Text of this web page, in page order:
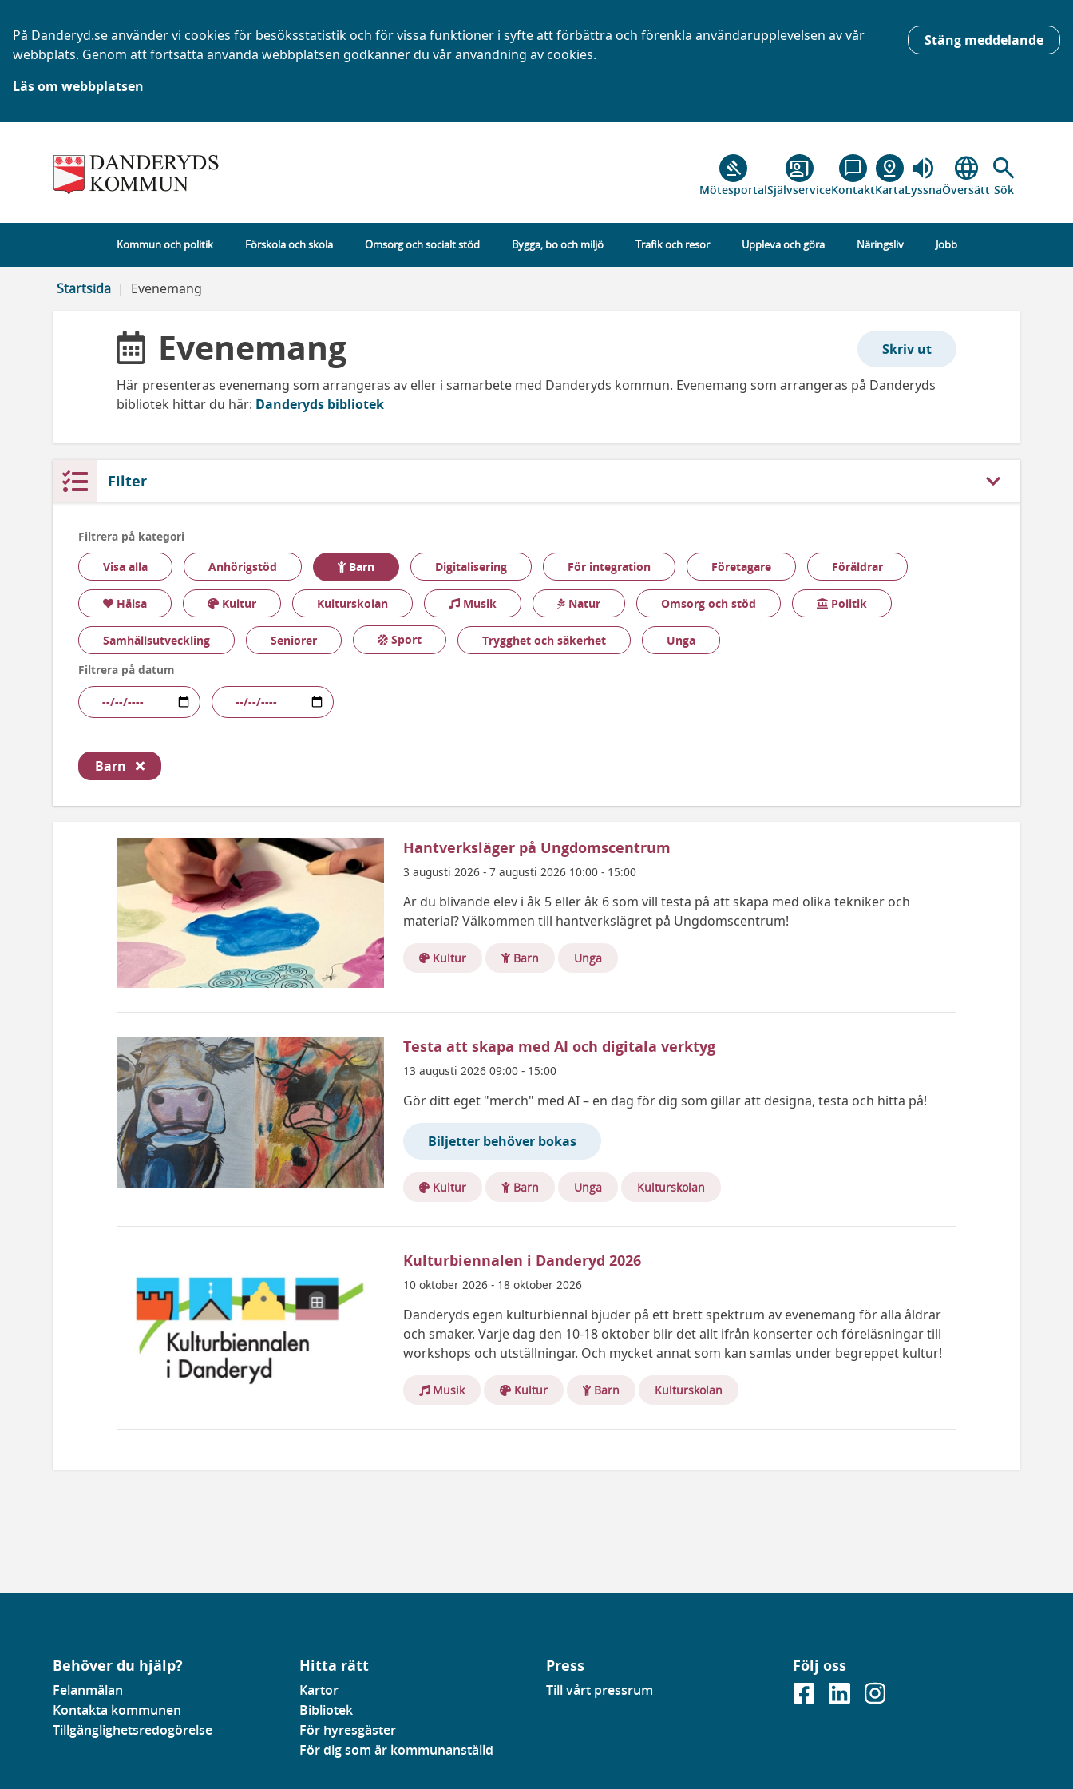
Stäng meddelande
På Danderyd.se använder vi cookies för besöksstatistik och för vissa funktioner i syfte att förbättra och förenkla användarupplevelsen av vår
webbplats. Genom att fortsätta använda webbplatsen godkänner du vår användning av cookies.
Läs om webbplatsen
gavel
Mötesportal
co_present
Självservice
chat_bubble_outline
Kontakt
pin_drop
Karta
volume_up
Lyssna
language
Översätt
search
Sök
Kommun och politik Förskola och skola Omsorg och socialt stöd Bygga, bo och miljö Trafik och resor Uppleva och göra Näringsliv Jobb
Startsida Evenemang
Evenemang
Här presenteras evenemang som arrangeras av eller i samarbete med Danderyds kommun. Evenemang som arrangeras på Danderyds
bibliotek hittar du här: Danderyds bibliotek
Filter
Filtrera på kategori
Visa alla Anhörigstöd Barn Digitalisering För integration Företagare Föräldrar
Hälsa Kultur Kulturskolan Musik Natur Omsorg och stöd Politik
Samhällsutveckling Seniorer Sport Trygghet och säkerhet
Unga
Filtrera på datum
Barn Ta bort filter
Hantverksläger på Ungdomscentrum
3 augusti 2026 - 7 augusti 2026 10:00 - 15:00
Är du blivande elev i åk 5 eller åk 6 som vill testa på att skapa med olika tekniker och
material? Välkommen till hantverkslägret på Ungdomscentrum!
Kultur Barn Unga
Testa att skapa med AI och digitala verktyg
13 augusti 2026 09:00 - 15:00
Gör ditt eget "merch" med AI – en dag för dig som gillar att designa, testa och hitta på!
Biljetter behöver bokas
Kultur Barn Unga Kulturskolan
Kulturbiennalen i Danderyd 2026
10 oktober 2026 - 18 oktober 2026
Danderyds egen kulturbiennal bjuder på ett brett spektrum av evenemang för alla åldrar
och smaker. Varje dag den 10-18 oktober blir det allt ifrån konserter och föreläsningar till
workshops och utställningar. Och mycket annat som kan samlas under begreppet kultur!
Musik Kultur Barn Kulturskolan
Behöver du hjälp?
Felanmälan
Kontakta kommunen
Tillgänglighetsredogörelse
Hitta rätt
Kartor
Bibliotek
För hyresgäster
För dig som är kommunanställd
Press
Till vårt pressrum
Följ oss